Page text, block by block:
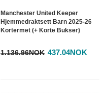
Manchester United Keeper
Hjemmedraktsett Barn 2025-26
Kortermet (+ Korte Bukser)
1.136.96NOK 437.04NOK